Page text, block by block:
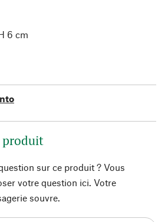
6 cm
produit
sur ce produit ? Vous
votre question ici. Votre
souvre.